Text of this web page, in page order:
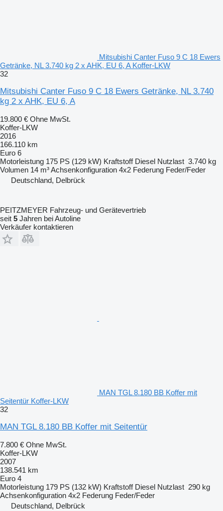
Mitsubishi Canter Fuso 9 C 18 Ewers
Getränke, NL 3.740 kg 2 x AHK, EU 6, A Koffer-LKW
32
Mitsubishi Canter Fuso 9 C 18 Ewers Getränke, NL 3.740
kg 2 x AHK, EU 6, A
19.800 € Ohne MwSt.
Koffer-LKW
2016
166.110 km
Euro 6
Motorleistung 175 PS (129 kW) Kraftstoff Diesel Nutzlast 3.740 kg
Volumen 14 m³Achsenkonfiguration 4x2 Federung Feder/Feder
Deutschland, Delbrück
PEITZMEYER Fahrzeug- und Gerätevertrieb
seit 5 Jahren bei Autoline
Verkäufer kontaktieren
MAN TGL 8.180 BB Koffer mit
Seitentür Koffer-LKW
32
MAN TGL 8.180 BB Koffer mit Seitentür
7.800 € Ohne MwSt.
Koffer-LKW
2007
138.541 km
Euro 4
Motorleistung 179 PS (132 kW) Kraftstoff Diesel Nutzlast 290 kg
Achsenkonfiguration 4x2 Federung Feder/Feder
Deutschland, Delbrück